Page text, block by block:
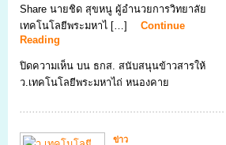
Share นายชิด สุขหนู ผู้อำนวยการวิทยาลัย
เทคโนโลยีพระมหาไ […]
Continue
Reading
ปิดความเห็น บน ธกส. สนับสนุนข้าวสารให้
ว.เทคโนโลยีพระมหาไถ่ หนองคาย
ข่าว